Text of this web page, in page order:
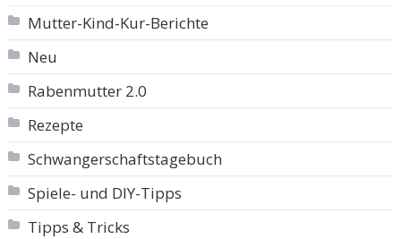
Mutter-Kind-Kur-Berichte
Neu
Rabenmutter 2.0
Rezepte
Schwangerschaftstagebuch
Spiele- und DIY-Tipps
Tipps & Tricks